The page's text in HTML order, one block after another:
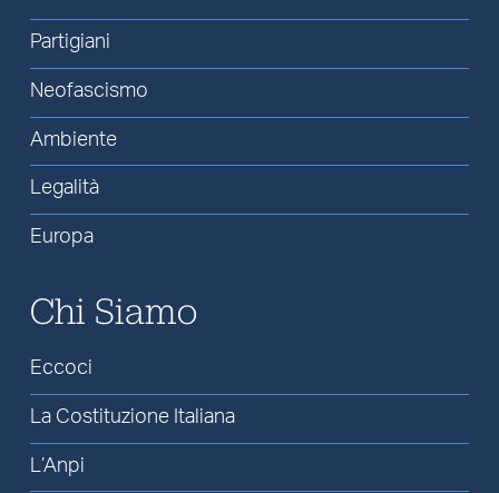
Partigiani
Neofascismo
Ambiente
Legalità
Europa
Chi Siamo
Eccoci
La Costituzione Italiana
L’Anpi